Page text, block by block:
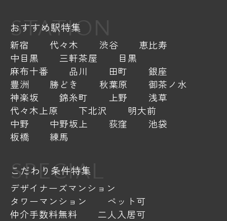
STATION
おすすめ駅特集
新宿 代々木 渋谷
恵比寿
中目黒
三軒茶屋
目黒
麻布十番
品川 田町
銀座
豊洲
勝どき 秋葉原
御茶ノ水
神楽坂
錦糸町 上野
浅草
代々木上原
下北沢
明大前
中野
中野坂上 荻窪
池袋
板橋
練馬
SPECIAL
こだわり条件特集
デザイナーズマンション
タワーマンション
ペット可
仲介手数料無料
二人入居可